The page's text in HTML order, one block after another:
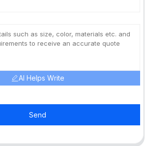
AI Helps Write
Send